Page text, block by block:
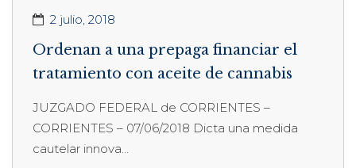
2 julio, 2018
Ordenan a una prepaga financiar el
tratamiento con aceite de cannabis
JUZGADO FEDERAL de CORRIENTES –
CORRIENTES – 07/06/2018 Dicta una medida
cautelar innova...